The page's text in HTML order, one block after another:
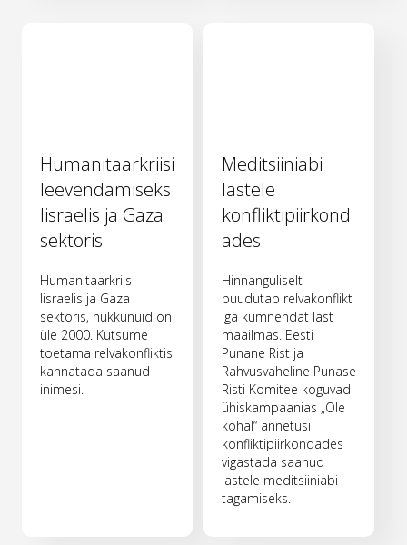
Humanitaarkriisi
leevendamiseks
Iisraelis ja Gaza
sektoris
Humanitaarkriis
Iisraelis ja Gaza
sektoris, hukkunuid on
üle 2000. Kutsume
toetama relvakonfliktis
kannatada saanud
inimesi.
Meditsiiniabi
lastele
konfliktipiirkond
ades
Hinnanguliselt
puudutab relvakonflikt
iga kümnendat last
maailmas. Eesti
Punane Rist ja
Rahvusvaheline Punase
Risti Komitee koguvad
ühiskampaanias „Ole
kohal“ annetusi
konfliktipiirkondades
vigastada saanud
lastele meditsiiniabi
tagamiseks.